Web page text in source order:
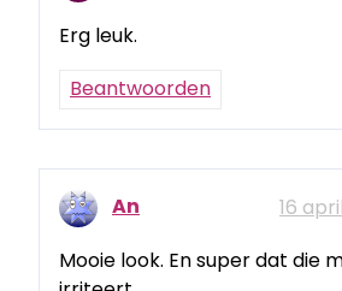
Erg leuk.
Beantwoorden
An
16
Mooie look. En super dat die